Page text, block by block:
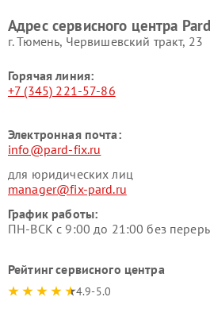
Адрес сервисного центра
г. Тюмень, ​Червишевский тракт, 23
Горячая линия:
+7 (345) 221-57-86
Электронная почта:
info@pard-fix.ru
для юридических лиц
manager@fix-pard.ru
График работы:
ПН-ВСК с 9:00 до 21:00 без
Рейтинг сервисного центра
4.9-5.0